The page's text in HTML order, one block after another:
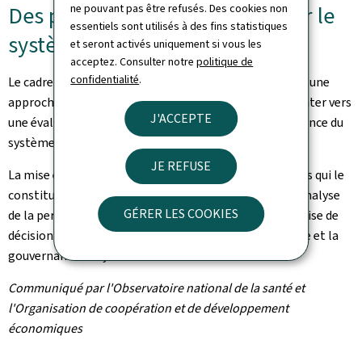
ne pouvant pas être refusés. Des cookies non
essentiels sont utilisés à des fins statistiques
et seront activés uniquement si vous les
acceptez. Consulter notrepolitique de
confidentialité.
J'ACCEPTE
JE REFUSE
GÉRER LES COOKIES
Des perspectives nouvelles pour le
système de santé
Le cadre de référence HSPA a pour objectif de dépasser une
approche fondée sur des indicateurs isolés pour s'orienter vers
une évaluation structurée et cohérente de la performance du
système de santé.
La mise en oeuvre de ce cadre HSPA, avec les indicateurs qui le
constituent, devient ainsi une base indispensable à l'analyse
de la performance de notre système de santé et à la prise de
décisions éclairées, tout en renforçant la transparence et la
gouvernance du système.
Communiqué par l'Observatoire national de la santé et
l'Organisation de coopération et de développement
économiques